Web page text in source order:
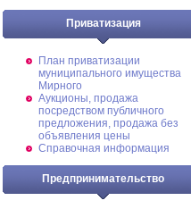
Приватизация
План приватизации
муниципального имущества
Мирного
Аукционы, продажа
посредством публичного
предложения, продажа без
объявления цены
Справочная информация
Предпринимательство